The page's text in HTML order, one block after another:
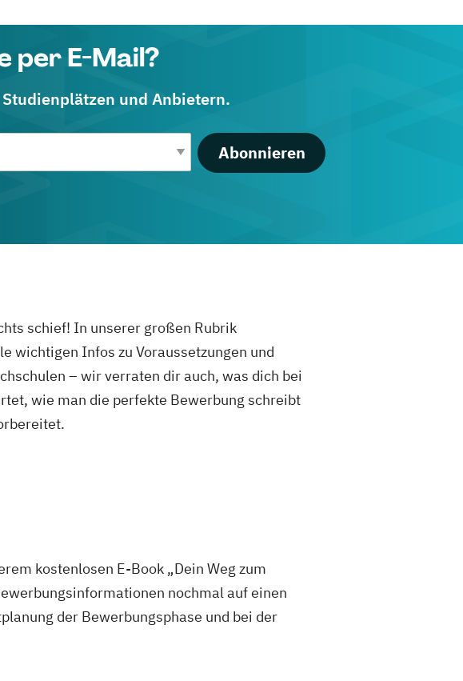
per E-Mail?
und Anbietern.
Abonnieren
schief! In unserer großen Rubrik
wichtigen Infos zu Voraussetzungen und
– wir verraten dir auch, was dich bei
wie man die perfekte Bewerbung schreibt
kostenlosen E-Book „Dein Weg zum
nochmal auf einen
der Bewerbungsphase und bei der